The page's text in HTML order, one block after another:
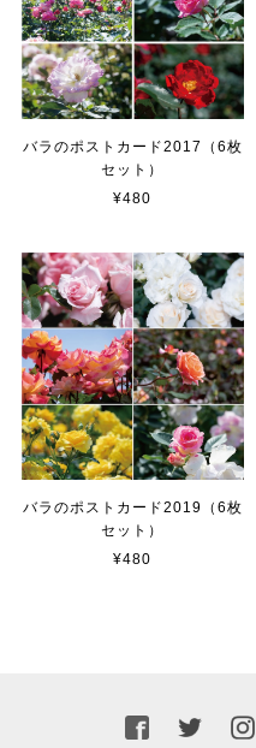
バラのポストカード2017（6枚
セット）
¥480
バラのポストカード2019（6枚
セット）
¥480